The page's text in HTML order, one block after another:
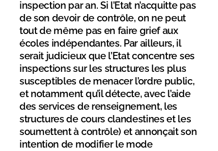
inspection par an. Si l’Etat n’acquitte pas
de son devoir de contrôle, on ne peut
tout de même pas en faire grief aux
écoles indépendantes. Par ailleurs, il
serait judicieux que l’Etat concentre ses
inspections sur les structures les plus
susceptibles de menacer l’ordre public,
et notamment qu’il détecte, avec l’aide
des services de renseignement, les
structures de cours clandestines et les
soumettent à contrôle) et annonçait son
intention de modifier le mode